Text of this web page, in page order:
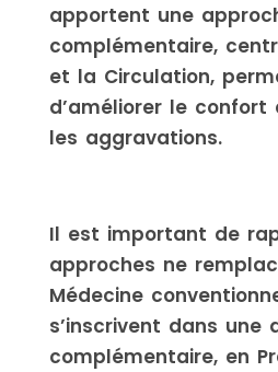
apportent une
complémentaire,
et la Circulation,
d’améliorer le confort
les aggravations.
Il est important de
approches ne
Médecine
s’inscrivent dans une
complémentaire, en